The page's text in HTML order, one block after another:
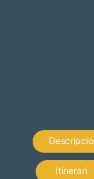
Descripció
Itinerari